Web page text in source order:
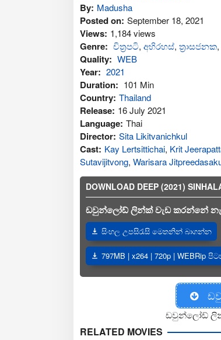
By: Madusha
Posted on: September 18, 2021
Views: 1,184 views
Genre: චිත්‍රපටි, අභිරහස්, ත්‍රාසජනක,
Quality: WEB
Year: 2021
Duration: 101 Min
Country: Thailand
Release: 16 July 2021
Language: Thai
Director: Sita Likitvanichkul
Cast: Kay Lertsittichai, Krit
Sutavijitvong, Warisara
DOWNLOAD DEEP (2021)
ඩවුන්ලෝඩ් ලින්ක් වැඩ කරන්නේ
සිංහල උපසිරැසි මෙතනින් බාගන්න
797MB | x264 | 720p | WEBRip
ඩවුන්ලෝඩ්
RELATED MOVIES